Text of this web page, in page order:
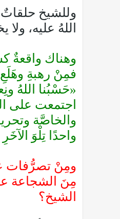
وللشيخ
اللهُ عليه،
وهناك واقعةٌ
فمِنْ رهبةِ
«حَسْبُنا اللهُ
اجتمعت على
والخاصَّة
واحدًا تِلْوَ
ومِنْ تصرُّفات
مِنَ الشجاعة
الشيخ؟